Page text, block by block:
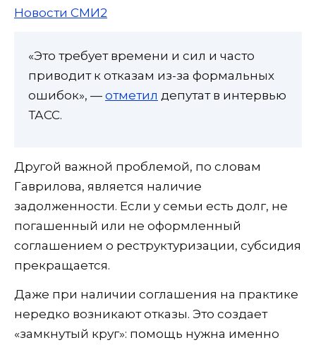
Новости СМИ2
«Это требует времени и сил и часто
приводит к отказам из-за формальных
ошибок», — отметил депутат в интервью
ТАСС.
Другой важной проблемой, по словам
Гаврилова, является наличие
задолженности. Если у семьи есть долг, не
погашенный или не оформленный
соглашением о реструктуризации, субсидия
прекращается.
Даже при наличии соглашения на практике
нередко возникают отказы. Это создает
«замкнутый круг»: помощь нужна именно